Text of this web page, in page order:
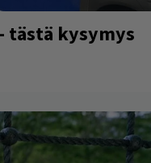
tästä kysymys